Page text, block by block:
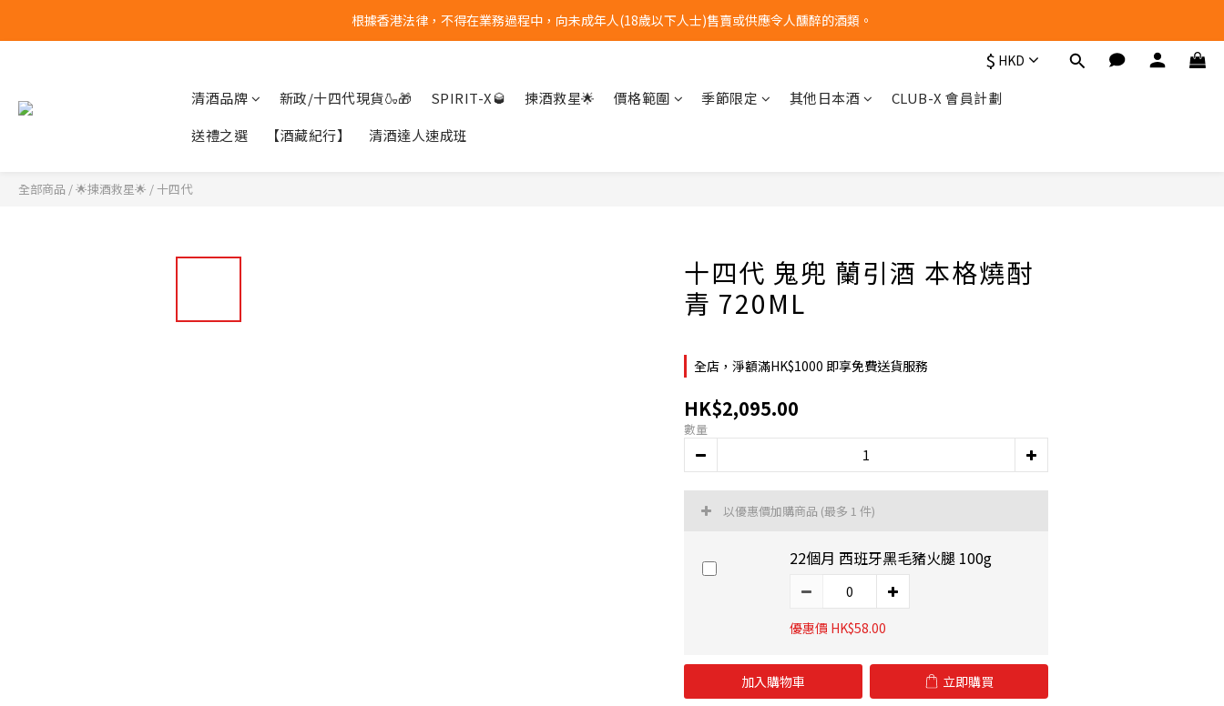
全單購物滿港幣$1000 | 免運費
根據香港法律，不得在業務過程中，向未成年人(18歲以下人士)售賣或供應令人醺醉的酒類。
$ HKD
清酒品牌 新政/十四代現貨🍶🎁 SPIRIT-X🥃 揀酒救星🌟 價格範圍 季節限定 其他日本酒
CLUB-X 會員計劃
送禮之選
【酒藏紀行】 清酒達人速成班
全部商品 /🌟揀酒救星🌟 /十四代
十四代 鬼兜 蘭引酒 本格燒酎
青 720ML
全店，淨額滿HK$1000 即享免費送貨服務
HK$2,095.00
數量
以優惠價加購商品 (最多 1 件)
22個月 西班牙黑毛豬火腿 100g
優惠價 HK$58.00
加入購物車 立即購買